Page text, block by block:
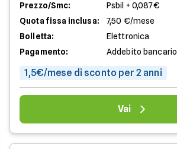
Prezzo/Smc:
Psbil + 0,087€
Quota fissa inclusa:
7,50 €/mese
Bolletta:
Elettronica
Pagamento:
Addebito bancario
1,5€/mese di sconto per 2 anni
Vai